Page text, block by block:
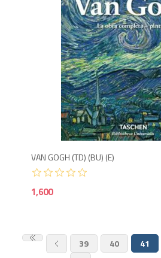
VAN GOGH (TD) (BU) (E)
1,600
39 40 41